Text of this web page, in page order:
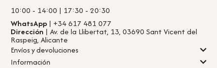
10:00 - 14:00 | 17:30 - 20:30
WhatsApp | +34 617 481 077
Dirección | Av. de la Llibertat, 13, 03690 Sant Vicent del
Raspeig, Alicante
Envíos y devoluciones
Información